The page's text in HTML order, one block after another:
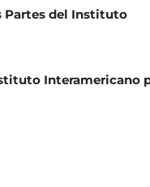
Partes del Instituto
Interamericano